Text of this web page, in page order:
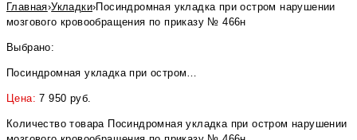
Главная›Укладки›Посиндромная укладка при остром нарушении
мозгового кровообращения по приказу № 466н
Выбрано:
Посиндромная укладка при остром…
Цена:7 950 руб.
Количество товара Посиндромная укладка при остром нарушении